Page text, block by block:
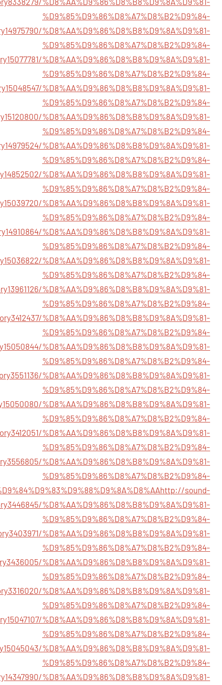
%D9%85%D9%86%D8%A7%D8%B2%D9%84-
%D8%AA%D9%86%D8%B8%D9%8A%D9%81-
%D9%85%D9%86%D8%A7%D8%B2%D9%84-
%D8%AA%D9%86%D8%B8%D9%8A%D9%81-
%D9%85%D9%86%D8%A7%D8%B2%D9%84-
%D8%AA%D9%86%D8%B8%D9%8A%D9%81-
%D9%85%D9%86%D8%A7%D8%B2%D9%84-
%D8%AA%D9%86%D8%B8%D9%8A%D9%81-
%D9%85%D9%86%D8%A7%D8%B2%D9%84-
%D8%AA%D9%86%D8%B8%D9%8A%D9%81-
%D9%85%D9%86%D8%A7%D8%B2%D9%84-
%D8%AA%D9%86%D8%B8%D9%8A%D9%81-
%D9%85%D9%86%D8%A7%D8%B2%D9%84-
%D8%AA%D9%86%D8%B8%D9%8A%D9%81-
%D9%85%D9%86%D8%A7%D8%B2%D9%84-
%D8%AA%D9%86%D8%B8%D9%8A%D9%81-
%D9%85%D9%86%D8%A7%D8%B2%D9%84-
%D8%AA%D9%86%D8%B8%D9%8A%D9%81-
%D9%85%D9%86%D8%A7%D8%B2%D9%84-
%D8%AA%D9%86%D8%B8%D9%8A%D9%81-
%D9%85%D9%86%D8%A7%D8%B2%D9%84-
%D8%AA%D9%86%D8%B8%D9%8A%D9%81-
%D9%85%D9%86%D8%A7%D8%B2%D9%84-
%D8%AA%D9%86%D8%B8%D9%8A%D9%81-
%D9%85%D9%86%D8%A7%D8%B2%D9%84-
%D8%AA%D9%86%D8%B8%D9%8A%D9%81-
%D9%85%D9%86%D8%A7%D8%B2%D9%84-
%D8%AA%D9%86%D8%B8%D9%8A%D9%81-
%D9%85%D9%86%D8%A7%D8%B2%D9%84-
%D8%AA%D9%86%D8%B8%D9%8A%D9%81-
%D9%85%D9%86%D8%A7%D8%B2%D9%84-
%D8%AA%D9%86%D8%B8%D9%8A%D9%81-
%D9%85%D9%86%D8%A7%D8%B2%D9%84-
http://sound-
%D8%AA%D9%86%D8%B8%D9%8A%D9%81-
%D9%85%D9%86%D8%A7%D8%B2%D9%84-
%D8%AA%D9%86%D8%B8%D9%8A%D9%81-
%D9%85%D9%86%D8%A7%D8%B2%D9%84-
%D8%AA%D9%86%D8%B8%D9%8A%D9%81-
%D9%85%D9%86%D8%A7%D8%B2%D9%84-
%D8%AA%D9%86%D8%B8%D9%8A%D9%81-
%D9%85%D9%86%D8%A7%D8%B2%D9%84-
%D8%AA%D9%86%D8%B8%D9%8A%D9%81-
%D9%85%D9%86%D8%A7%D8%B2%D9%84-
%D8%AA%D9%86%D8%B8%D9%8A%D9%81-
%D9%85%D9%86%D8%A7%D8%B2%D9%84-
%D8%AA%D9%86%D8%B8%D9%8A%D9%81-